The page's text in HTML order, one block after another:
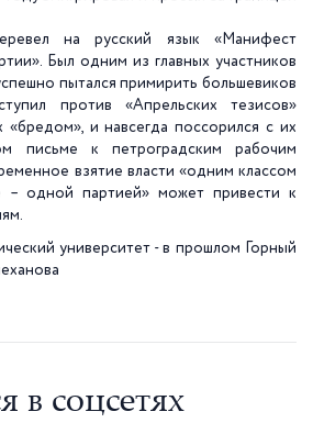
на русский язык «Манифест
Был одним из главных участников
пытался примирить большевиков
против «Апрельских тезисов»
«бредом», и навсегда поссорился с их
письме к петроградским рабочим
взятие власти «одним классом
одной партией» может привести к
университет - в прошлом Горный
в соцсетях